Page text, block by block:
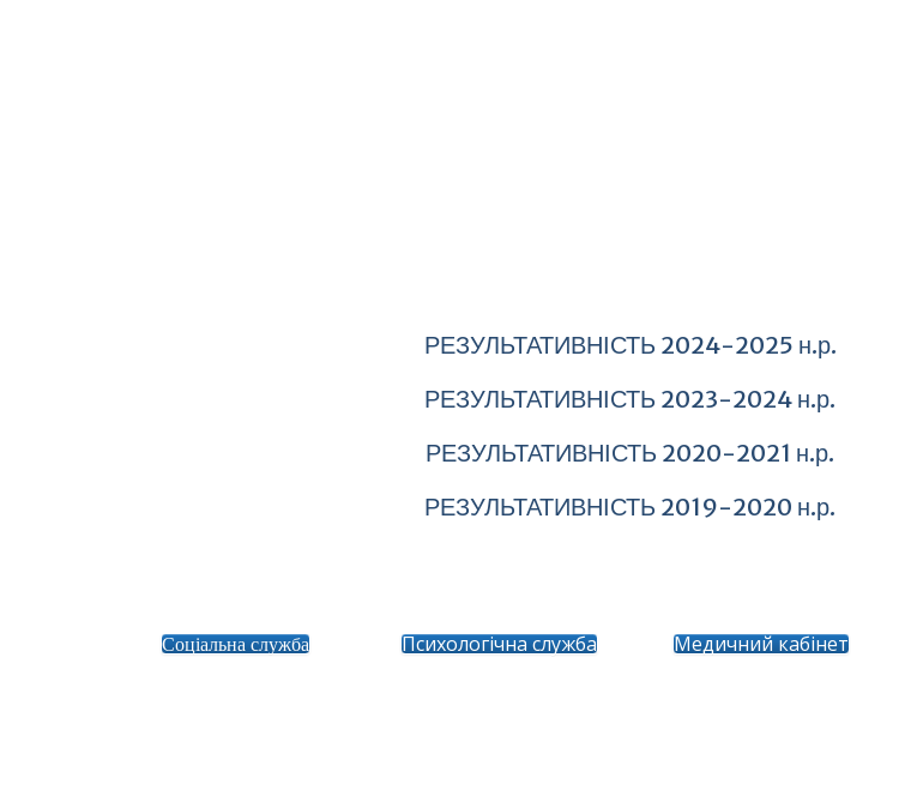
РЕЗУЛЬТАТИВНІСТЬ 2024-2025 н.р.
РЕЗУЛЬТАТИВНІСТЬ 2023-2024 н.р.
РЕЗУЛЬТАТИВНІСТЬ 2020-2021 н.р.
РЕЗУЛЬТАТИВНІСТЬ 2019-2020 н.р.
Соціальна служба Психологічна служба Медичний кабінет